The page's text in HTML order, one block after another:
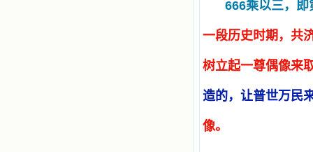
666乘以三，即
一段历史时期，共
树立起一尊偶像来
造的，让普世万民
像。